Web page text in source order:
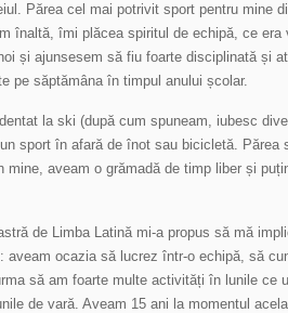
Părea cel mai potrivit sport pentru mine
înaltă, îmi plăcea spiritul de echipă, ce era
și ajunsesem să fiu foarte disciplinată și
pe săptămâna în timpul anului școlar.
la ski (după cum spuneam, iubesc
sport în afară de înot sau bicicletă. Părea
mine, aveam o grămadă de timp liber și
de Limba Latină mi-a propus să mă
aveam ocazia să lucrez într-o echipă, să
să am foarte multe activități în lunile ce
de vară. Aveam 15 ani la momentul